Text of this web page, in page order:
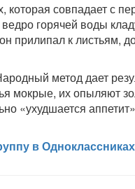
которая совпадает с
горячей воды
прилипал к листьям,
метод дает
мокрые, их опыляют
«ухудшается
в Одноклассниках